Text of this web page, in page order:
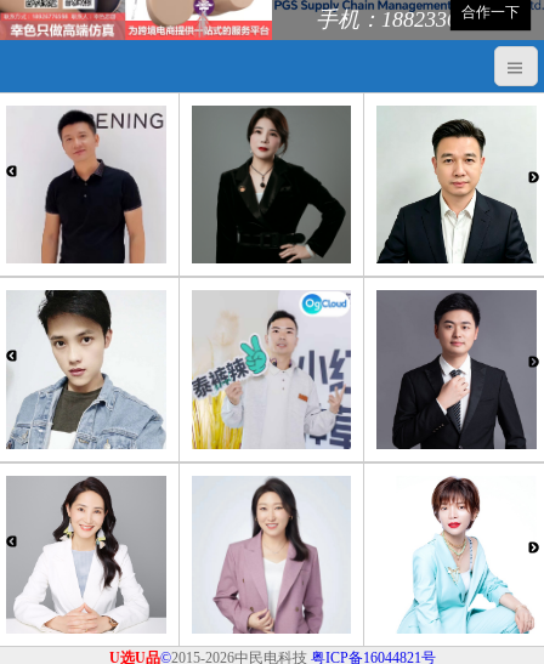
手机：18823368248
合作一下
U选U品©2015-2026中民电科技 粤ICP备16044821号